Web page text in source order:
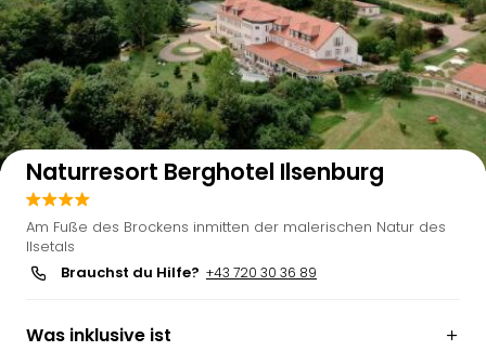
Auf der Karte anzeigen
Naturresort Berghotel Ilsenburg
Am Fuße des Brockens inmitten der malerischen Natur des
Ilsetals
Brauchst du Hilfe? +43 720 30 36 89
Was inklusive ist